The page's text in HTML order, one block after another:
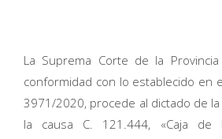
La Suprema Corte de la
conformidad con lo establecido en
3971/2020, procede al dictado de
la causa C. 121.444, «Caja de